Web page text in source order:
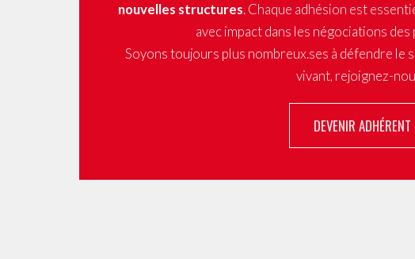
nouvelles structures. Chaque adhésion est
avec impact dans les négociations
Soyons toujours plus nombreux.ses à défendre le
vivant, rejoignez-
DEVENIR ADHÉRENT